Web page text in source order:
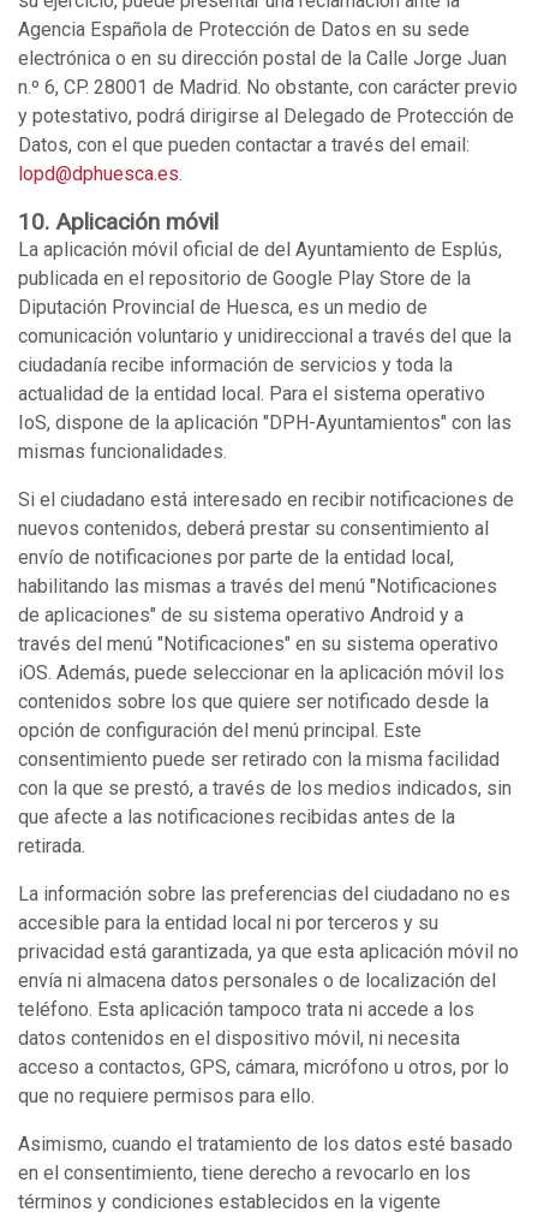
Agencia Española de Protección de Datos en su sede
electrónica o en su dirección postal de la Calle Jorge Juan
n.º 6, CP. 28001 de Madrid. No obstante, con carácter previo
y potestativo, podrá dirigirse al Delegado de Protección de
Datos, con el que pueden contactar a través del email:
lopd@dphuesca.es.
10. Aplicación móvil
La aplicación móvil oficial de del Ayuntamiento de Esplús,
publicada en el repositorio de Google Play Store de la
Diputación Provincial de Huesca, es un medio de
comunicación voluntario y unidireccional a través del que la
ciudadanía recibe información de servicios y toda la
actualidad de la entidad local. Para el sistema operativo
IoS, dispone de la aplicación "DPH-Ayuntamientos" con las
mismas funcionalidades.
Si el ciudadano está interesado en recibir notificaciones de
nuevos contenidos, deberá prestar su consentimiento al
envío de notificaciones por parte de la entidad local,
habilitando las mismas a través del menú "Notificaciones
de aplicaciones" de su sistema operativo Android y a
través del menú "Notificaciones" en su sistema operativo
iOS. Además, puede seleccionar en la aplicación móvil los
contenidos sobre los que quiere ser notificado desde la
opción de configuración del menú principal. Este
consentimiento puede ser retirado con la misma facilidad
con la que se prestó, a través de los medios indicados, sin
que afecte a las notificaciones recibidas antes de la
retirada.
La información sobre las preferencias del ciudadano no es
accesible para la entidad local ni por terceros y su
privacidad está garantizada, ya que esta aplicación móvil no
envía ni almacena datos personales o de localización del
teléfono. Esta aplicación tampoco trata ni accede a los
datos contenidos en el dispositivo móvil, ni necesita
acceso a contactos, GPS, cámara, micrófono u otros, por lo
que no requiere permisos para ello.
Asimismo, cuando el tratamiento de los datos esté basado
en el consentimiento, tiene derecho a revocarlo en los
términos y condiciones establecidos en la vigente